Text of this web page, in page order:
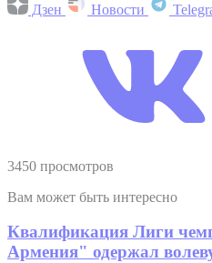
Дзен Новости
3450 просмотров
Вам может быть интересно
Квалификация Лиги
Армения" одержал